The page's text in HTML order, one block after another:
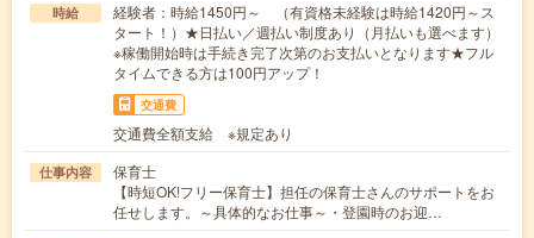
時給
経験者：時給1450円～ （有資格未経験は時給1420円～ス
タート！）★日払い／週払い制度あり（月払いも選べます）
※稼働開始時は手続き完了次第のお支払いとなります★フル
タイムできる方は100円アップ！
交通費
交通費全額支給 ※規定あり
仕事内容
保育士
【時短OK!フリー保育士】担任の保育士さんのサポートをお
任せします。～具体的なお仕事～・登園時のお迎…